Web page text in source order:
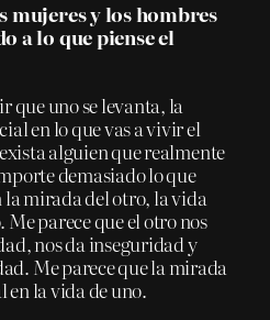
mujeres y los hombres
a lo que piense el
que uno se levanta, la
en lo que vas a vivir el
alguien que realmente
demasiado lo que
la mirada del otro, la vida
parece que el otro nos
nos da inseguridad y
Me parece que la mirada
la vida de uno.